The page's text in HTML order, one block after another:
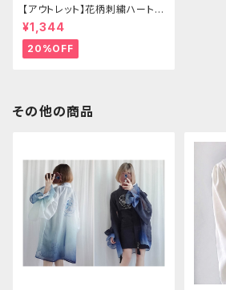
【アウトレット】花柄刺繍ハートバ
ッグ
¥1,344
20%OFF
その他の商品